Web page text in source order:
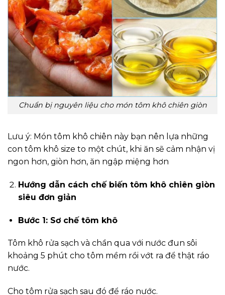
Chuẩn bị nguyên liệu cho món tôm khô chiên giòn
Lưu ý: Món tôm khô chiên này bạn nên lựa những
con tôm khô size to một chút, khi ăn sẽ cảm nhận vị
ngon hơn, giòn hơn, ăn ngập miệng hơn
Hướng dẫn cách chế biến tôm khô chiên giòn
siêu đơn giản
Bước 1: Sơ chế tôm khô
Tôm khô rửa sạch và chần qua với nước đun sôi
khoảng 5 phút cho tôm mềm rồi vớt ra để thật ráo
nước.
Cho tôm rửa sạch sau đó để ráo nước.